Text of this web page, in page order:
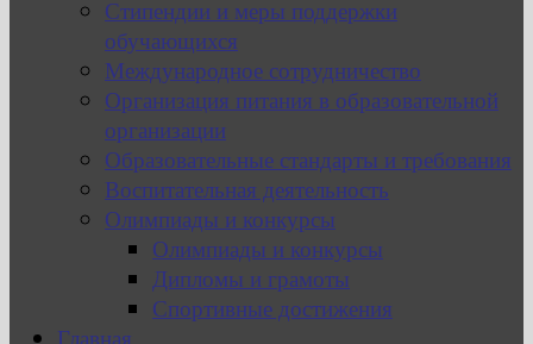
Стипендии и меры поддержки
обучающихся
Международное сотрудничество
Организация питания в образовательной
организации
Образовательные стандарты и требования
Воспитательная деятельность
Олимпиады и конкурсы
Олимпиады и конкурсы
Дипломы и грамоты
Спортивные достижения
Главная